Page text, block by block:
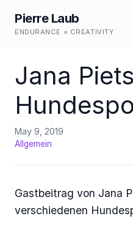
Pierre Laub
ENDURANCE × CREATIVITY
Jana
May 9, 2019
Allgemein
Gastbeitrag von Jana
verschiedenen